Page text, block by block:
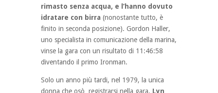
rimasto senza acqua, e l’hanno dovuto
idratare con birra (nonostante tutto, è
finito in seconda posizione). Gordon Haller,
uno specialista in comunicazione della marina,
vinse la gara con un risultato di 11:46:58
diventando il primo Ironman.
Solo un anno più tardi, nel 1979, la unica
donna che osò registrarsi nella gara, Lyn